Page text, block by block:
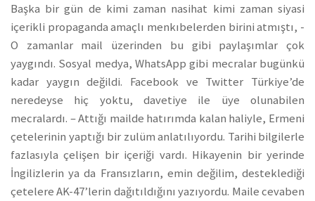
Başka bir gün de kimi zaman nasihat kimi zaman siyasi
içerikli propaganda amaçlı menkıbelerden birini atmıştı, -
O zamanlar mail üzerinden bu gibi paylaşımlar çok
yaygındı. Sosyal medya, WhatsApp gibi mecralar bugünkü
kadar yaygın değildi. Facebook ve Twitter Türkiye’de
neredeyse hiç yoktu, davetiye ile üye olunabilen
mecralardı. – Attığı mailde hatırımda kalan haliyle, Ermeni
çetelerinin yaptığı bir zulüm anlatılıyordu. Tarihi bilgilerle
fazlasıyla çelişen bir içeriği vardı. Hikayenin bir yerinde
İngilizlerin ya da Fransızların, emin değilim, desteklediği
çetelere AK-47’lerin dağıtıldığını yazıyordu. Maile cevaben